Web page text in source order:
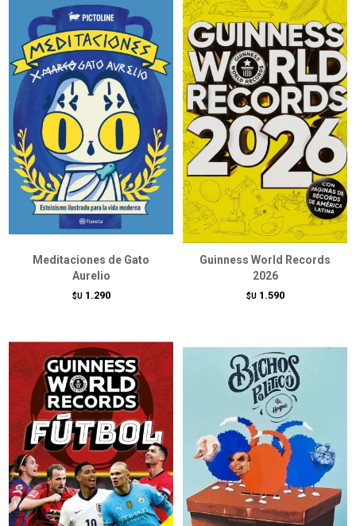
Meditaciones de Gato
Aurelio
$U 1.290
Guinness World Records
2026
$U 1.590